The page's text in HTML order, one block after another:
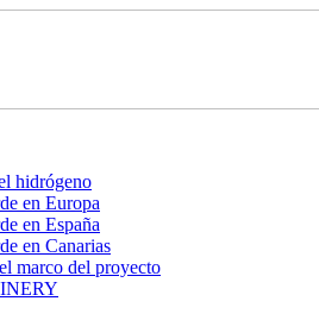
hidrógeno
en Europa
en España
en Canarias
marco del proyecto